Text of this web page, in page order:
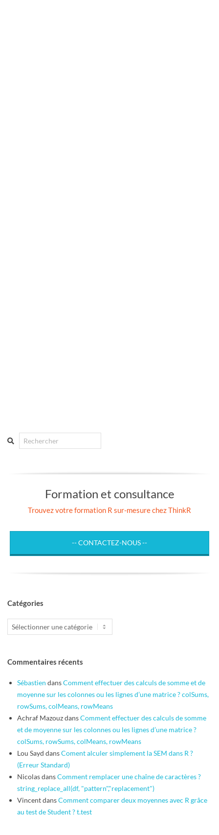
Search
Formation et consultance
Trouvez votre formation R sur-mesure chez ThinkR
-- CONTACTEZ-NOUS --
Catégories
Catégories
Commentaires récents
Sébastien dansComment effectuer des calculs de somme et de
moyenne sur les colonnes ou les lignes d’une matrice ? colSums,
rowSums, colMeans, rowMeans
Achraf MazouzdansComment effectuer des calculs de somme
et de moyenne sur les colonnes ou les lignes d’une matrice ?
colSums, rowSums, colMeans, rowMeans
Lou Sayd dansComent alculer simplement la SEM dans R ?
(Erreur Standard)
NicolasdansComment remplacer une chaîne de caractères ?
string_replace_all(df, "pattern","replacement")
VincentdansComment comparer deux moyennes avec R grâce
au test de Student ? t.test